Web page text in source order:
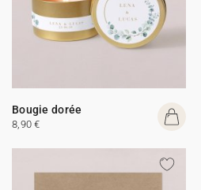
Bougie dorée
8,90 €